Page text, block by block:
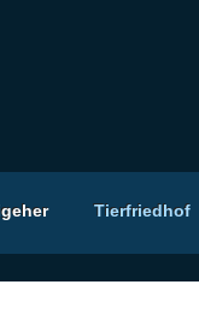
Tierfriedhof